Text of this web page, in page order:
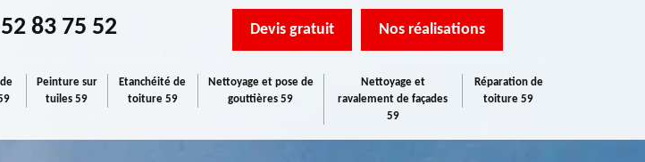
83 75 52 Devis gratuit Nos réalisations
Peinture sur
tuiles 59
Etanchéité de
toiture 59
Nettoyage et pose de
gouttières 59
Nettoyage et
ravalement de façades
59
Réparation de
toiture 59